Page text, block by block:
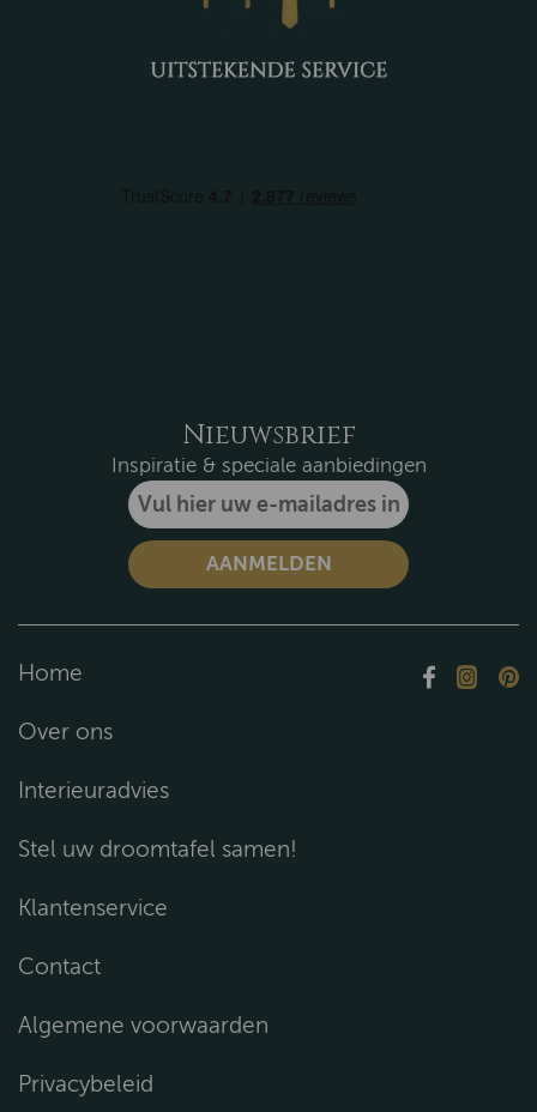
Nieuwsbrief
Inspiratie & speciale aanbiedingen
Home
Over ons
Interieuradvies
Stel uw droomtafel samen!
Klantenservice
Contact
Algemene voorwaarden
Privacybeleid